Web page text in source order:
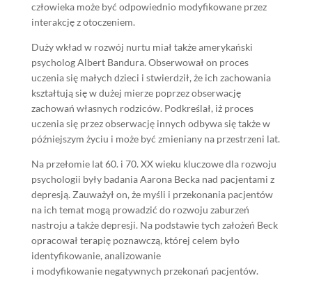
człowieka może być odpowiednio modyfikowane przez
interakcję z otoczeniem.
Duży wkład w rozwój nurtu miał także amerykański
psycholog Albert Bandura. Obserwował on proces
uczenia się małych dzieci i stwierdził, że ich zachowania
kształtują się w dużej mierze poprzez obserwację
zachowań własnych rodziców. Podkreślał, iż proces
uczenia się przez obserwację innych odbywa się także w
późniejszym życiu i może być zmieniany na przestrzeni lat.
Na przełomie lat 60. i 70. XX wieku kluczowe dla rozwoju
psychologii były badania Aarona Becka nad pacjentami z
depresją. Zauważył on, że myśli i przekonania pacjentów
na ich temat mogą prowadzić do rozwoju zaburzeń
nastroju a także depresji. Na podstawie tych założeń Beck
opracował terapię poznawczą, której celem było
identyfikowanie, analizowanie
i modyfikowanie negatywnych przekonań pacjentów.